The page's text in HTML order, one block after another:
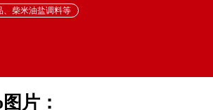
、柴米油盐调料等
片：